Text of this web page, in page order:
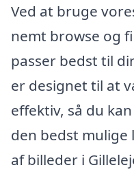
Ved at bruge
nemt browse og
passer bedst til
er designet til at
effektiv, så du
den bedst
af billeder i